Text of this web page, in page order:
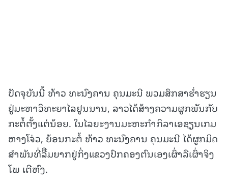
ປັດ​ຈຸບັນນີ້ ທ້າວ ທະນົງຄານ ຄຸນມະນີ ​ພວມສຶກສາຮໍ່າຮຽນ
ຢູ່ມະຫາວິທະຍາໄລຢູນນານ, ລາວໄດ້ສ້າງຄວາມຜູກພັນກັບ
ກະຕໍ້ຕັ້ງແຕ່ນ້ອຍ. ໃນໄລຍະງານ​ມະ​ຫະ​ກຳກິລາເອຊຽນເກມ
ຫາງ​ໂຈ່ວ, ຍ້ອນກະຕໍ້ ທ້າວ ທະນົງຄານ ຄຸນມະນີ ໄດ້​ຜູກ​ມິດ​
ສຳພັນທີ່ລືືມ​ຍາກຢູ່ກິ່ງແຂວງປົກຄອງຕົນເອງເຜົ່າລືເຜົ່າຈິງ
ໂພ ເຕີຫົງ.